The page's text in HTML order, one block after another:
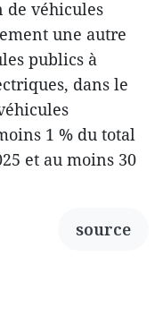
véhicules
une autre
publics à
dans le
1 % du total
et au moins 30
source